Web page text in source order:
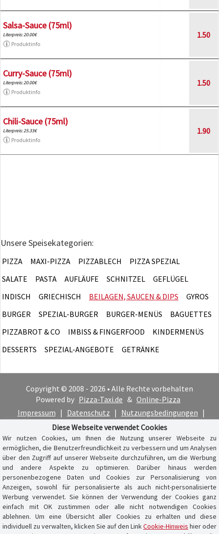
Salsa-Sauce (75ml)
Literpreis: 20.00€
Produktinfo
1.50
Curry-Sauce (75ml)
Literpreis: 20.00€
Produktinfo
1.50
Chili-Sauce (75ml)
Literpreis: 25.33€
Produktinfo
1.90
Unsere Speisekategorien:
PIZZA MAXI-PIZZA PIZZABLECH
PIZZA SPEZIAL
SALATE
PASTA AUFLÄUFE SCHNITZEL
GEFLÜGEL
INDISCH
GRIECHISCH BEILAGEN, SAUCEN & DIPS
GYROS
BURGER
SPEZIAL-BURGER BURGER-MENÜS
BAGUETTES
PIZZABROT & CO
IMBISS & FINGERFOOD
KINDERMENÜS
DESSERTS
SPEZIAL-ANGEBOTE GETRÄNKE
Copyright © 2008 - 2026 • Alle Rechte vorbehalten
Powered by Pizza-Taxi.de & Online-Pizza
Impressum | Datenschutz | Nutzungsbedingungen |
Cookie-Hinweis
Diese Webseite verwendet Cookies
Wir nutzen Cookies, um Ihnen die Nutzung unserer Webseite zu
ermöglichen, die Benutzerfreundlichkeit zu verbessern und um Analysen
über den Zugriff auf unserer Webseite durchzuführen, um die Werbung
und andere Aspekte zu optimieren. Darüber hinaus werden
personenbezogene Daten und Cookies zur Personalisierung von
Anzeigen, sowohl für personalisierte als auch nicht-personalisierte
Werbung verwendet. Sie können der Verwendung der Cookies ganz
einfach mit OK zustimmen oder alle nicht notwendigen Cookies
ablehnen. Um eine Übersicht aller Cookies zu erhalten und diese
individuell zu verwalten, klicken Sie auf den LinkCookie-Hinweis hier oder